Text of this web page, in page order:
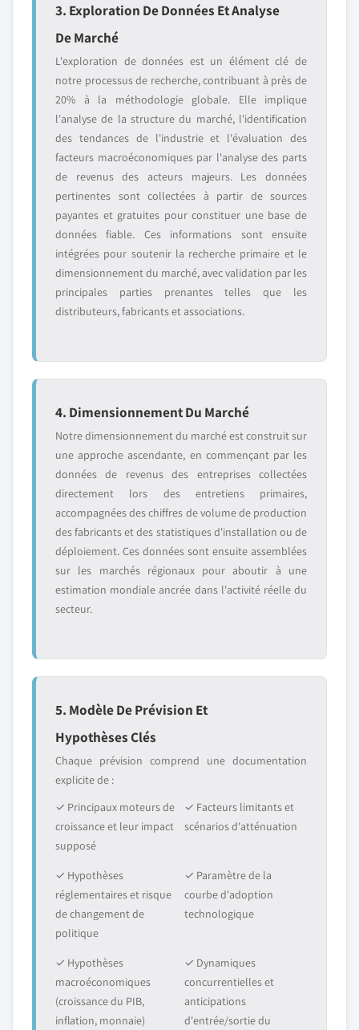
3. Exploration De Données Et Analyse
De Marché
L'exploration de données est un élément clé de
notre processus de recherche, contribuant à près de
20% à la méthodologie globale. Elle implique
l'analyse de la structure du marché, l'identification
des tendances de l'industrie et l'évaluation des
facteurs macroéconomiques par l'analyse des parts
de revenus des acteurs majeurs. Les données
pertinentes sont collectées à partir de sources
payantes et gratuites pour constituer une base de
données fiable. Ces informations sont ensuite
intégrées pour soutenir la recherche primaire et le
dimensionnement du marché, avec validation par les
principales parties prenantes telles que les
distributeurs, fabricants et associations.
4. Dimensionnement Du Marché
Notre dimensionnement du marché est construit sur
une approche ascendante, en commençant par les
données de revenus des entreprises collectées
directement lors des entretiens primaires,
accompagnées des chiffres de volume de production
des fabricants et des statistiques d'installation ou de
déploiement. Ces données sont ensuite assemblées
sur les marchés régionaux pour aboutir à une
estimation mondiale ancrée dans l'activité réelle du
secteur.
5. Modèle De Prévision Et
Hypothèses Clés
Chaque prévision comprend une documentation
explicite de :
✓ Principaux moteurs de
croissance et leur impact
supposé
✓ Facteurs limitants et
scénarios d'atténuation
✓ Hypothèses
réglementaires et risque
de changement de
politique
✓ Paramètre de la
courbe d'adoption
technologique
✓ Hypothèses
macroéconomiques
(croissance du PIB,
inflation, monnaie)
✓ Dynamiques
concurrentielles et
anticipations
d'entrée/sortie du